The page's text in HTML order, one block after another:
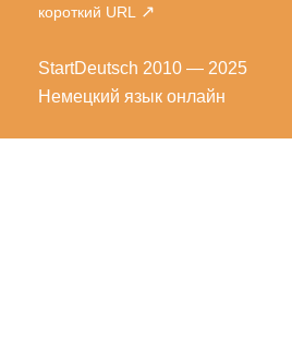
короткий URL
↗
StartDeutsch 2010 — 2025
Немецкий язык онлайн